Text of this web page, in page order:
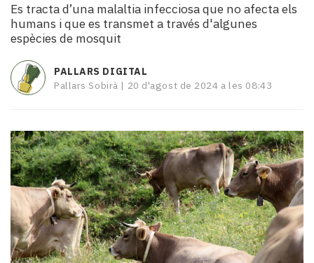
Cultura
Esports
Mai
tant!
TV
i
temps
Reportatges
Entrevistes
Enquestes
A
escena!
Dis
la
Es tracta d’una malaltia infecciosa que no afecta els
humans i que es transmet a través d'algunes
espècies de mosquit
PALLARS DIGITAL
Pallars Sobirà | 20 d'agost de 2024 a les 08:43